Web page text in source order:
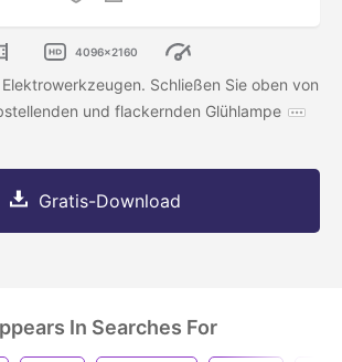
4096x2160
Schließen Sie oben von
und flackernden Glühlampe
Gratis-Download
In Searches For